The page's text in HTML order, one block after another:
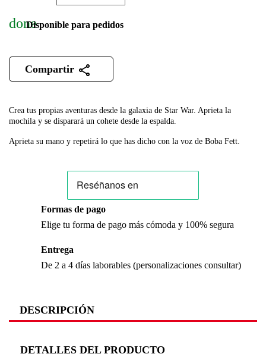
Crea tus propias aventuras desde la galaxia de Star War. Aprieta la
mochila y se disparará un cohete desde la espalda.
Aprieta su mano y repetirá lo que has dicho con la voz de Boba Fett.
doneDisponible para pedidos
Compartir
Formas de pago
Elige tu forma de pago más cómoda y 100% segura
Entrega
De 2 a 4 días laborables (personalizaciones consultar)
DESCRIPCIÓN
DETALLES DEL PRODUCTO